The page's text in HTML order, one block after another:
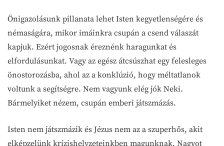
Önigazolásunk pillanata lehet Isten kegyetlenségére és
némaságára, mikor imáinkra csupán a csend válaszát
kapjuk. Ezért jogosnak éreznénk haragunkat és
elfordulásunkat. Vagy az egész átcsúszhat egy felesleges
önostorozásba, ahol az a konklúzió, hogy méltatlanok
voltunk a segítségre. Nem vagyunk elég jók Neki.
Bármelyiket nézem, csupán emberi játszmázás.
Isten nem játszmázik és Jézus nem az a szuperhős, akit
elképzelünk krízishelyzeteinkben magunknak. Nagyot